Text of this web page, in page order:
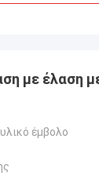
με έλαση
έμβολο